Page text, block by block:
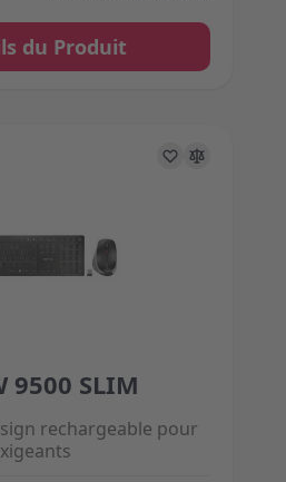
du Produit
rechargeable pour
on the options chosen on the
9500 SLIM